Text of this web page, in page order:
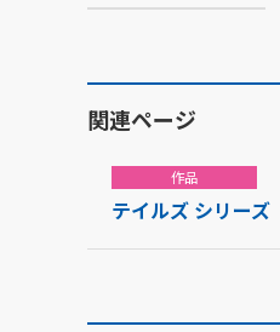
関連ページ
作品
テイルズ シリーズ